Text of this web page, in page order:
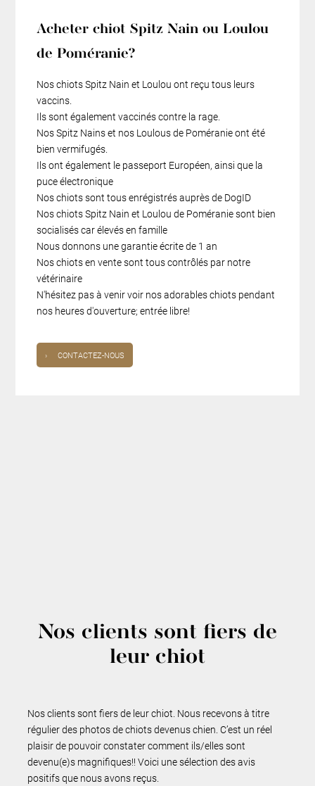
Acheter chiot Spitz Nain ou Loulou
de Poméranie?
Nos chiots Spitz Nain et Loulou ont reçu tous leurs
vaccins.
Ils sont également vaccinés contre la rage.
Nos Spitz Nains et nos Loulous de Poméranie ont été
bien vermifugés.
Ils ont également le passeport Européen, ainsi que la
puce électronique
Nos chiots sont tous enrégistrés auprès de DogID
Nos chiots Spitz Nain et Loulou de Poméranie sont bien
socialisés car élevés en famille
Nous donnons une garantie écrite de 1 an
Nos chiots en vente sont tous contrôlés par notre
vétérinaire
N'hésitez pas à venir voir nos adorables chiots pendant
nos heures d'ouverture; entrée libre!
› CONTACTEZ-NOUS
Nos clients sont fiers de
leur chiot
Nos clients sont fiers de leur chiot. Nous recevons à titre
régulier des photos de chiots devenus chien. C’est un réel
plaisir de pouvoir constater comment ils/elles sont
devenu(e)s magnifiques!! Voici une sélection des avis
positifs que nous avons reçus.